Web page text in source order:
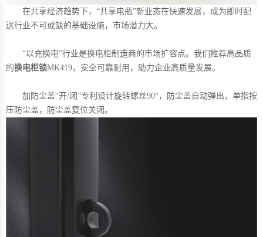
在共享经济趋势下，“共享电瓶”新业态在快速发展，成为即时配
送行业不可或缺的基础设施，市场潜力大。
“以充换电”行业是换电柜制造商的市场扩容点。我们推荐高品质
的换电柜锁MK419，安全可靠耐用，助力企业高质量发展。
加防尘盖“开/闭”专利设计旋转螺丝90°，防尘盖自动弹出，单指按
压防尘盖，防尘盖复位关闭。